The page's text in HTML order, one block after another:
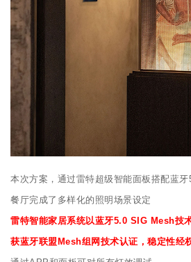
本次方案，通过雷特超级智能面板搭配蓝
餐厅完成了多样化的照明场景设定
雷特智能家居系统以蓝牙5.0 SIG Mesh技
获蓝牙联盟Mesh组网技术认证，稳定性经